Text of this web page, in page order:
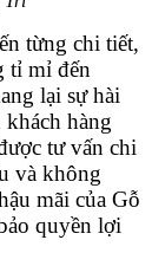
từng chi tiết,
tỉ mỉ đến
lại sự hài
hàng
tư vấn chi
và không
mãi của Gỗ
quyền lợi